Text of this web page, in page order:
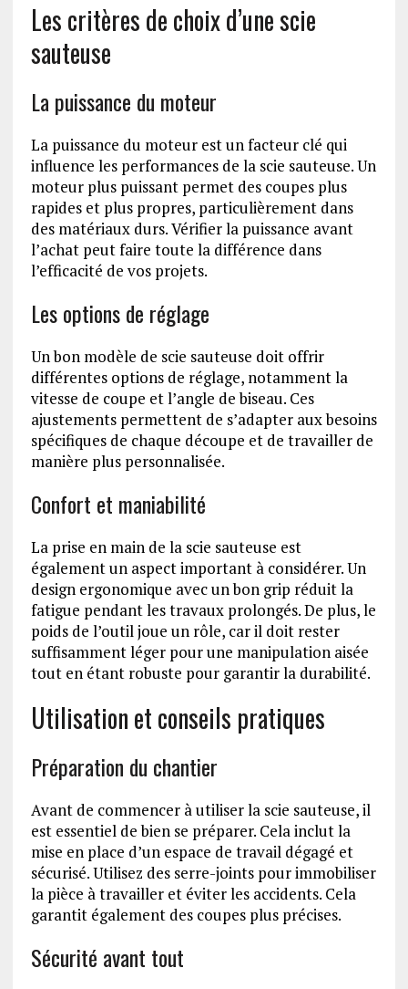
Les critères de choix d’une scie
sauteuse
La puissance du moteur
La puissance du moteur est un facteur clé qui
influence les performances de la scie sauteuse. Un
moteur plus puissant permet des coupes plus
rapides et plus propres, particulièrement dans
des matériaux durs. Vérifier la puissance avant
l’achat peut faire toute la différence dans
l’efficacité de vos projets.
Les options de réglage
Un bon modèle de scie sauteuse doit offrir
différentes options de réglage, notamment la
vitesse de coupe et l’angle de biseau. Ces
ajustements permettent de s’adapter aux besoins
spécifiques de chaque découpe et de travailler de
manière plus personnalisée.
Confort et maniabilité
La prise en main de la scie sauteuse est
également un aspect important à considérer. Un
design ergonomique avec un bon grip réduit la
fatigue pendant les travaux prolongés. De plus, le
poids de l’outil joue un rôle, car il doit rester
suffisamment léger pour une manipulation aisée
tout en étant robuste pour garantir la durabilité.
Utilisation et conseils pratiques
Préparation du chantier
Avant de commencer à utiliser la scie sauteuse, il
est essentiel de bien se préparer. Cela inclut la
mise en place d’un espace de travail dégagé et
sécurisé. Utilisez des serre-joints pour immobiliser
la pièce à travailler et éviter les accidents. Cela
garantit également des coupes plus précises.
Sécurité avant tout